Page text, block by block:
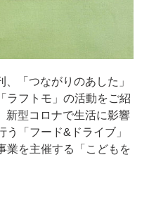
「つながりのあした」
ラフトモ」の活動をご紹
新型コロナで生活に影響
「フード&ドライブ」
業を主催する「こどもを